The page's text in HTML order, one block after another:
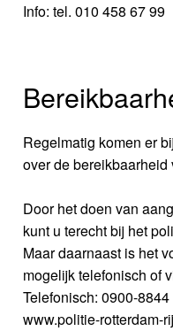
Info: tel. 010 458 67 99
Regelmatig komen er
over de bereikbaarheid
Door het doen van
kunt u terecht bij het
Maar daarnaast is het
mogelijk telefonisch of
Telefonisch: 0900-
www.politie-rotterdam-